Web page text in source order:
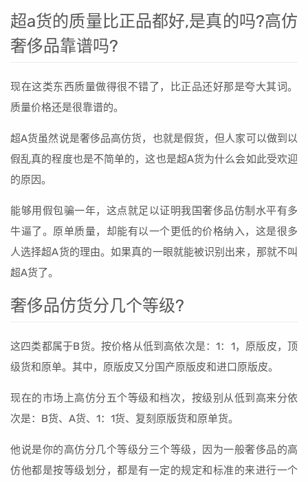
超a货的质量比正品都好,是真的吗?高仿
奢侈品靠谱吗?
现在这类东西质量做得很不错了，比正品还好那是夸大其词。
质量价格还是很靠谱的。
超A货虽然说是奢侈品高仿货，也就是假货，但人家可以做到以
假乱真的程度也是不简单的，这也是超A货为什么会如此受欢迎
的原因。
能够用假包骗一年，这点就足以证明我国奢侈品仿制水平有多
牛逼了。原单质量，却能有以一个更低的价格纳入，这是很多
人选择超A货的理由。如果真的一眼就能被识别出来，那就不叫
超A货了。
奢侈品仿货分几个等级?
这四类都属于B货。按价格从低到高依次是：1：1，原版皮，顶
级货和原单。其中，原版皮又分国产原版皮和进口原版皮。
现在的市场上高仿分五个等级和档次，按级别从低到高来分依
次是：B货、A货、1：1货、复刻原版货和原单货。
他说是你的高仿分几个等级分三个等级，因为一般奢侈品的高
仿他都是按等级划分，都是有一定的规定和标准的来进行一个